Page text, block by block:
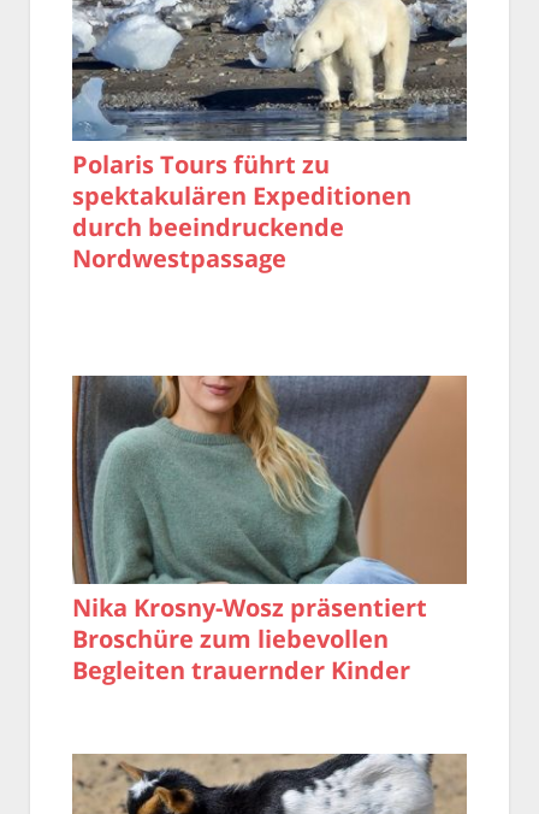
Polaris Tours führt zu
spektakulären Expeditionen
durch beeindruckende
Nordwestpassage
Nika Krosny-Wosz präsentiert
Broschüre zum liebevollen
Begleiten trauernder Kinder